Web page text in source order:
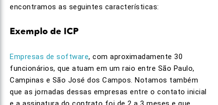
encontramos as seguintes características:
Exemplo de ICP
Empresas de software, com aproximadamente 30
funcionários, que atuam em um raio entre São Paulo,
Campinas e São José dos Campos. Notamos também
que as jornadas dessas empresas entre o contato inicial